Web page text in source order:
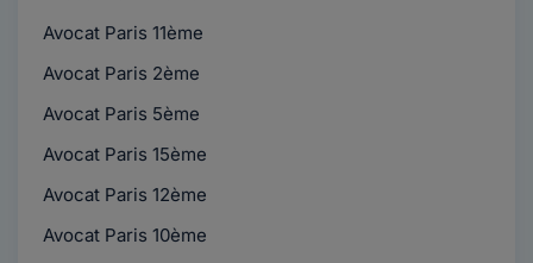
Avocat Paris 11ème
Avocat Paris 2ème
Avocat Paris 5ème
Avocat Paris 15ème
Avocat Paris 12ème
Avocat Paris 10ème